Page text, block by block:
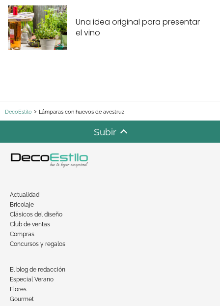
Una idea original para presentar
el vino
DecoEstilo Lámparas con huevos de avestruz
Subir
Actualidad
Bricolaje
Clásicos del diseño
Club de ventas
Compras
Concursos y regalos
El blog de redacción
Especial Verano
Flores
Gourmet